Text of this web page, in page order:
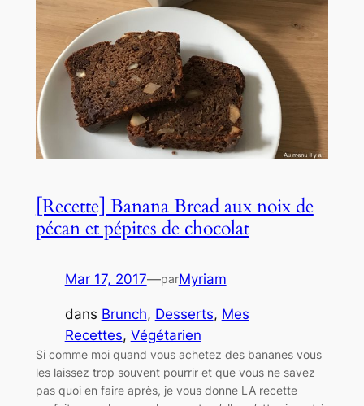
[Recette] Banana Bread aux noix de
pécan et pépites de chocolat
Mar 17, 2017—parMyriam
dans Brunch, Desserts, Mes
Recettes, Végétarien
Si comme moi quand vous achetez des bananes vous
les laissez trop souvent pourrir et que vous ne savez
pas quoi en faire après, je vous donne LA recette